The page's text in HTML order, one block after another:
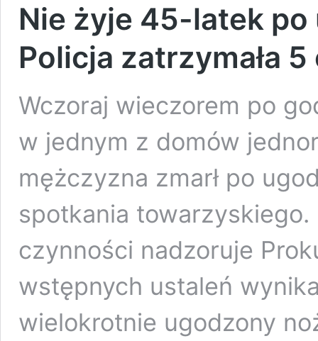
Nie żyje 45-latek
Policja zatrzymała
Wczoraj wieczorem po
w jednym z domów
mężczyzna zmarł po
spotkania
czynności nadzoruje
wstępnych ustaleń
wielokrotnie ugodzony